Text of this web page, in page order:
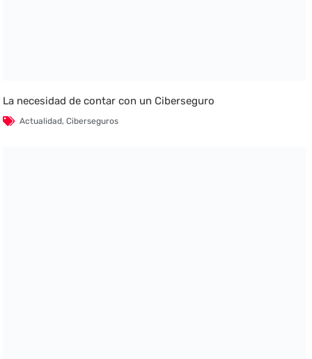
La necesidad de contar con un Ciberseguro
Actualidad,Ciberseguros